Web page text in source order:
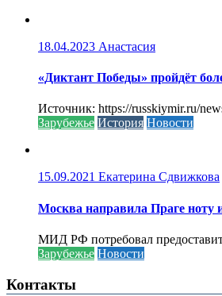
18.04.2023 Анастасия
«Диктант Победы» пройдёт
Источник: https://russkiymir.ru/
Зарубежье История Новости
15.09.2021 Екатерина Сдвижкова
Москва направила Праге ноту
МИД РФ потребовал
Зарубежье Новости
Контакты